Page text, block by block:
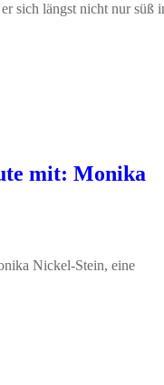
sich längst nicht nur süß
mit: Monika
Nickel-Stein, eine